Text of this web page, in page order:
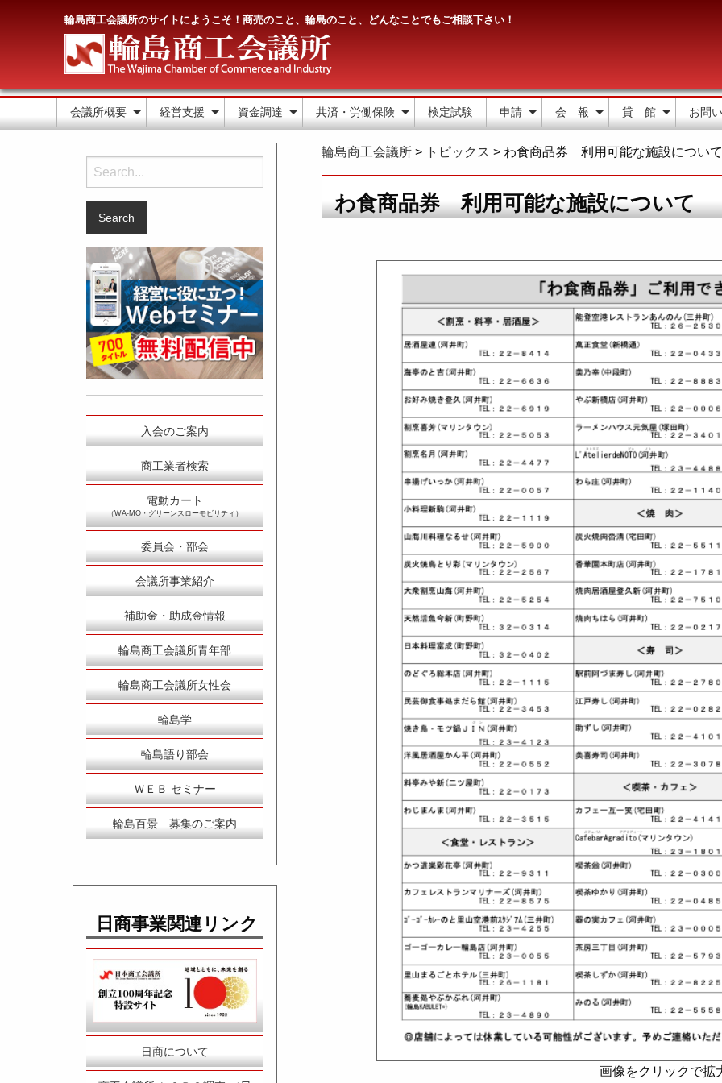
輪島商工会議所のサイトにようこそ！商売のこと、輪島のこと、どんなことでもご相談下さい！
会議所概要 経営支援 資金調達 共済・労働保険 検定試験 申請 会 報 貸 館 お問
Search
for:
入会のご案内
商工業者検索
電動カート
（WA-MO・グリーンスローモビリティ）
委員会・部会
会議所事業紹介
補助金・助成金情報
輪島商工会議所青年部
輪島商工会議所女性会
輪島学
輪島語り部会
ＷＥＢ セミナー
輪島百景 募集のご案内
日商事業関連リンク
日商について
輪島商工会議所> トピックス > わ食商品券 利用可能な施設について
わ食商品券 利用可能な施設について
画像をクリックで拡